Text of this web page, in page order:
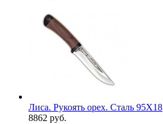
Лиса. Рукоять орех. Сталь 95Х18
8862 руб.